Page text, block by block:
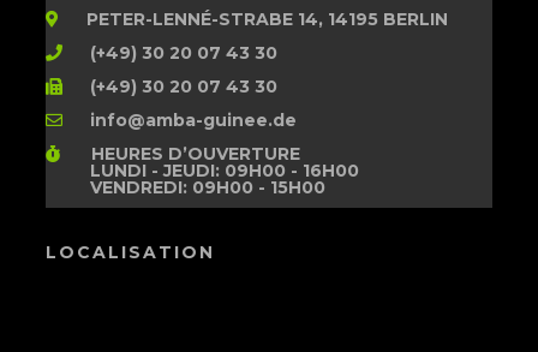
PETER-LENNÉ-STRABE 14, 14195 BERLIN
(+49) 30 20 07 43 30
(+49) 30 20 07 43 30
info@amba-guinee.de
HEURES D’OUVERTURE
LUNDI - JEUDI: 09H00 - 16H00
VENDREDI: 09H00 - 15H00
LOCALISATION